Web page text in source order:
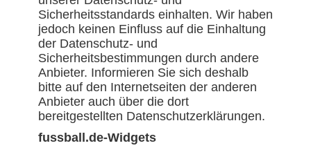
Sicherheitsstandards einhalten. Wir haben
jedoch keinen Einfluss auf die Einhaltung
der Datenschutz- und
Sicherheitsbestimmungen durch andere
Anbieter. Informieren Sie sich deshalb
bitte auf den Internetseiten der anderen
Anbieter auch über die dort
bereitgestellten Datenschutzerklärungen.
fussball.de-Widgets